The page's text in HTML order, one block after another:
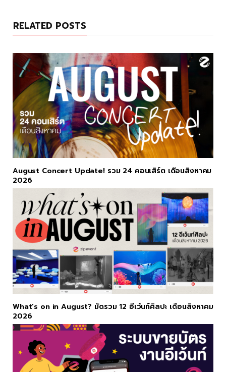
RELATED POSTS
August Concert Update! รวม 24 คอนเสิร์ต เดือนสิงหาคม
2026
What’s on in August? มัดรวม 12 อีเว้นท์ศิลปะ เดือนสิงหาคม
2026